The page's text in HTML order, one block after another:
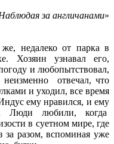
за англичанами»
недалеко от парка в
Хозяин узнавал его,
и любопытствовал,
отвечал, что
и уходил, все время
ему нравился, и ему
Люди любили, когда
в суетном мире, где
разом, вспоминая уже